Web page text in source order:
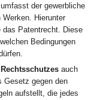
der gewerbliche
Hierunter
das Patentrecht. Diese
Bedingungen
auch
Gesetz gegen den
aufstellt, die jedes